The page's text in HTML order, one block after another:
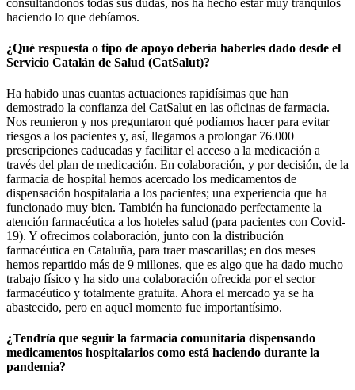
haciendo lo que debíamos.
¿Qué respuesta o tipo de apoyo debería haberles dado desde el
Servicio Catalán de Salud (CatSalut)?
Ha habido unas cuantas actuaciones rapidísimas que han
demostrado la confianza del CatSalut en las oficinas de farmacia.
Nos reunieron y nos preguntaron qué podíamos hacer para evitar
riesgos a los pacientes y, así, llegamos a prolongar 76.000
prescripciones caducadas y facilitar el acceso a la medicación a
través del plan de medicación. En colaboración, y por decisión, de la
farmacia de hospital hemos acercado los medicamentos de
dispensación hospitalaria a los pacientes; una experiencia que ha
funcionado muy bien. También ha funcionado perfectamente la
atención farmacéutica a los hoteles salud (para pacientes con Covid-
19). Y ofrecimos colaboración, junto con la distribución
farmacéutica en Cataluña, para traer mascarillas; en dos meses
hemos repartido más de 9 millones, que es algo que ha dado mucho
trabajo físico y ha sido una colaboración ofrecida por el sector
farmacéutico y totalmente gratuita. Ahora el mercado ya se ha
abastecido, pero en aquel momento fue importantísimo.
¿Tendría que seguir la farmacia comunitaria dispensando
medicamentos hospitalarios como está haciendo durante la
pandemia?